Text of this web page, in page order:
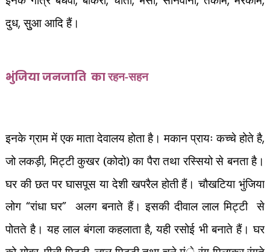
दुध,सुुआ आदि हैं।
भुंजिया जनजातिकारहन-सहन
इनके ग्राम में एक माता देवालय होता है। मकान प्रायः कच्चे होते है,
जो लकड़ी,मिट्टी कुखर (कोदो) का पैरा तथा रस्सियो से बनता है।
घर की छत पर घासपूस या देशी खपरैल होती हैं। चौखटिया भुंजिया
लोग “रांधा घर” अलग बनाते हैं। इसकी दीवाल लाल मिट्टी
से
पोतते है। यह लाल बंगला कहलाता है,यही रसोई भी बनाते हैं। घर